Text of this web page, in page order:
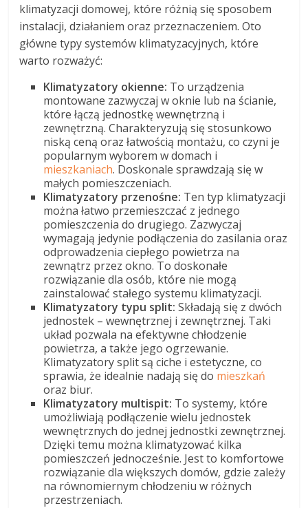
klimatyzacji domowej, które różnią się sposobem
instalacji, działaniem oraz przeznaczeniem. Oto
główne typy systemów klimatyzacyjnych, które
warto rozważyć:
Klimatyzatory okienne: To urządzenia
montowane zazwyczaj w oknie lub na ścianie,
które łączą jednostkę wewnętrzną i
zewnętrzną. Charakteryzują się stosunkowo
niską ceną oraz łatwością montażu, co czyni je
popularnym wyborem w domach i
mieszkaniach. Doskonale sprawdzają się w
małych pomieszczeniach.
Klimatyzatory przenośne: Ten typ klimatyzacji
można łatwo przemieszczać z jednego
pomieszczenia do drugiego. Zazwyczaj
wymagają jedynie podłączenia do zasilania oraz
odprowadzenia ciepłego powietrza na
zewnątrz przez okno. To doskonałe
rozwiązanie dla osób, które nie mogą
zainstalować stałego systemu klimatyzacji.
Klimatyzatory typu split: Składają się z dwóch
jednostek – wewnętrznej i zewnętrznej. Taki
układ pozwala na efektywne chłodzenie
powietrza, a także jego ogrzewanie.
Klimatyzatory split są ciche i estetyczne, co
sprawia, że idealnie nadają się do mieszkań
oraz biur.
Klimatyzatory multispit: To systemy, które
umożliwiają podłączenie wielu jednostek
wewnętrznych do jednej jednostki zewnętrznej.
Dzięki temu można klimatyzować kilka
pomieszczeń jednocześnie. Jest to komfortowe
rozwiązanie dla większych domów, gdzie zależy
na równomiernym chłodzeniu w różnych
przestrzeniach.